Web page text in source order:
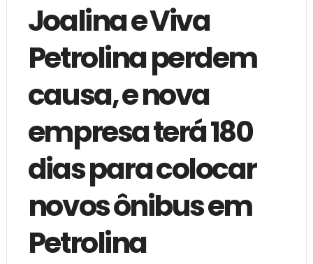
Joalina e Viva
Petrolina perdem
causa, e nova
empresa terá 180
dias para colocar
novos ônibus em
Petrolina